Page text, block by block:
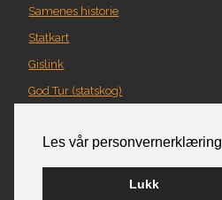
Les vår personvernerklæring
Lukk
Samenes historie
Statkart
Gislink
God Tur (statskog)
Norgeskart
Turplanlegger